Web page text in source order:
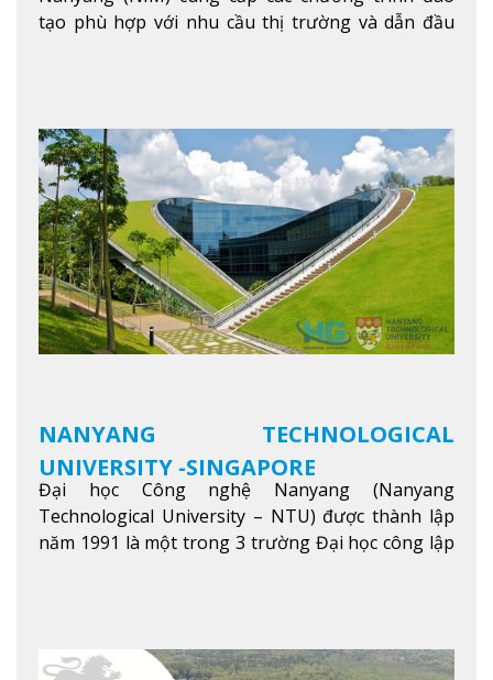
tạo phù hợp với nhu cầu thị trường và dẫn đầu
học tập và nghiên cứu chất lượng nhằm nâng cao
kỹ năng, kiến thức và năng lực của sinh viên và các
đối tác của trườngXem thêm
NANYANG TECHNOLOGICAL
UNIVERSITY -SINGAPORE
Đại học Công nghệ Nanyang (Nanyang
Technological University – NTU) được thành lập
năm 1991 là một trong 3 trường Đại học công lập
Khoa học máy tính…Trường cũng được bình chọn
là một trong những ngôi trường đáng học nhất